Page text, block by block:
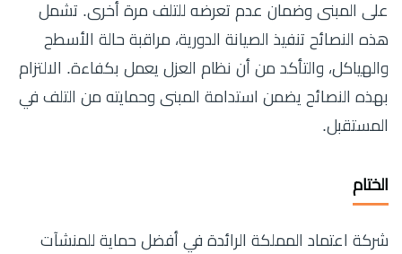
على المبنى وضمان عدم تعرضه للتلف مرة أخرى. تشمل
هذه النصائح تنفيذ الصيانة الدورية، مراقبة حالة الأسطح
والهياكل، والتأكد من أن نظام العزل يعمل بكفاءة. الالتزام
بهذه النصائح يضمن استدامة المبنى وحمايته من التلف في
المستقبل.
الختام
شركة اعتماد المملكة الرائدة في أفضل حماية للمنشآت